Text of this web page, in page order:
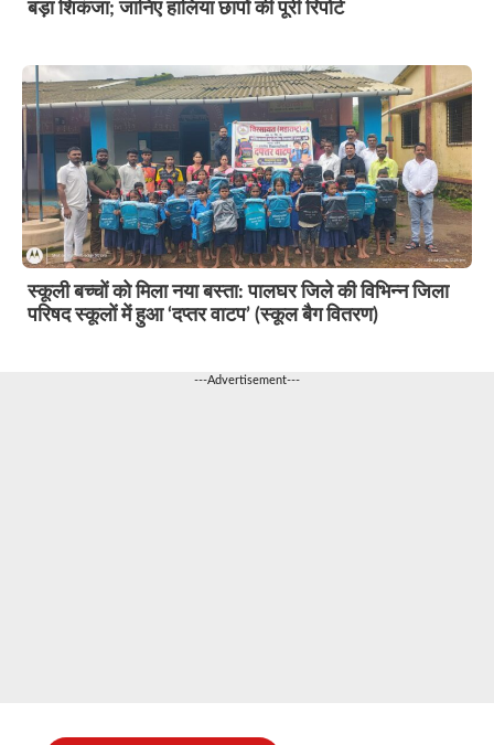
बड़ा शिकंजा; जानिए हालिया छापों की पूरी रिपोर्ट
स्कूली बच्चों को मिला नया बस्ता: पालघर जिले की विभिन्न जिला
परिषद स्कूलों में हुआ ‘दप्तर वाटप’ (स्कूल बैग वितरण)
---Advertisement---